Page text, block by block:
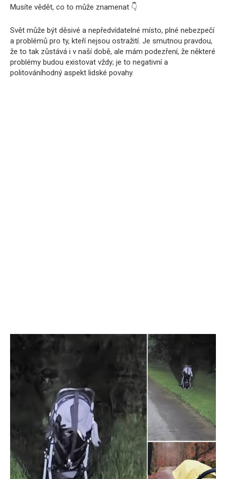
Musíte vědět, co to může znamenat 👇
Svět může být děsivé a nepředvídatelné místo, plné nebezpečí
a problémů pro ty, kteří nejsou ostražití. Je smutnou pravdou,
že to tak zůstává i v naší době, ale mám podezření, že některé
problémy budou existovat vždy; je to negativní a
politováníhodný aspekt lidské povahy.